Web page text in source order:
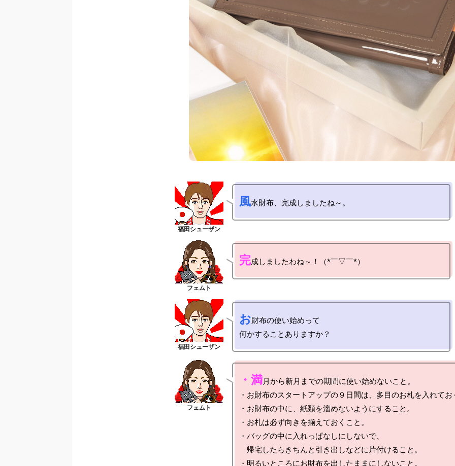
風
完
お財布の使い始めって
・満月から新月までの期間に使い始めないこと。
・お財布のスタートアップの９日間は、多目のお札を入れてお
・お財布の中に、紙類を溜めないようにすること。
・お札は必ず向きを揃えておくこと。
・バッグの中に入れっぱなしにしないで、
帰宅したらきちんと引き出しなどに片付けること。